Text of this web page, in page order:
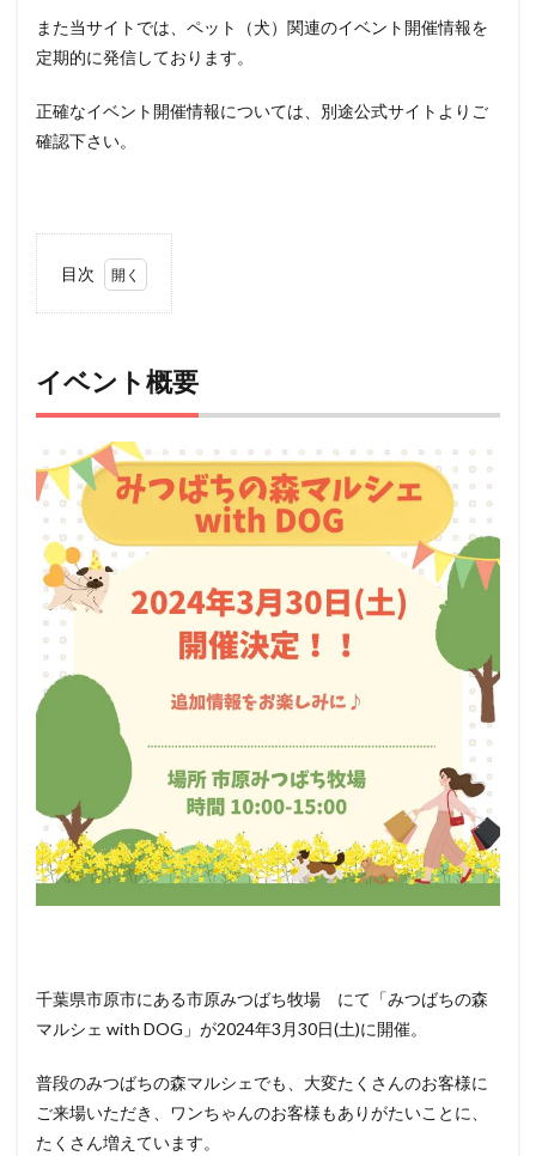
また当サイトでは、ペット（犬）関連のイベント開催情報を
定期的に発信しております。
正確なイベント開催情報については、別途公式サイトよりご
確認下さい。
目次
概要
セス
3
ペッ
ト
（犬
＆
猫）
と行
ける
その
イベント概要
千葉県市原市にある市原みつばち牧場 にて「みつばちの森
マルシェ with DOG」が2024年3月30日(土)に開催。
普段のみつばちの森マルシェでも、大変たくさんのお客様に
ご来場いただき、ワンちゃんのお客様もありがたいことに、
たくさん増えています。